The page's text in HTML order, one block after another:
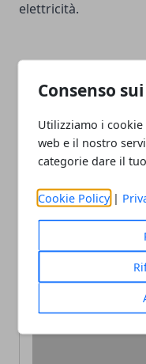
Consenso
Utilizziamo i
web e il nostro
categorie dare il
Cookie Policy |
elettricità.
Facebook
Twitter
6 modi per ricordare di
prendere le tue